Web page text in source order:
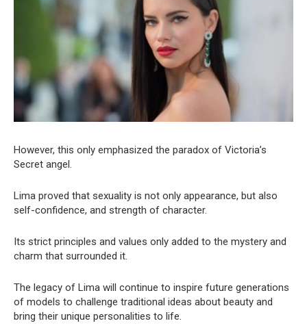
However, this only emphasized the paradox of Victoria’s
Secret angel.
Lima proved that sexuality is not only appearance, but also
self-confidence, and strength of character.
Its strict principles and values only added to the mystery and
charm that surrounded it.
The legacy of Lima will continue to inspire future generations
of models to challenge traditional ideas about beauty and
bring their unique personalities to life.